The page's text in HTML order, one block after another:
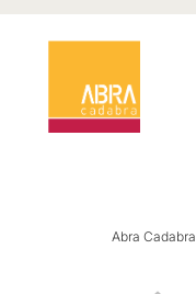
Abra Cadabra